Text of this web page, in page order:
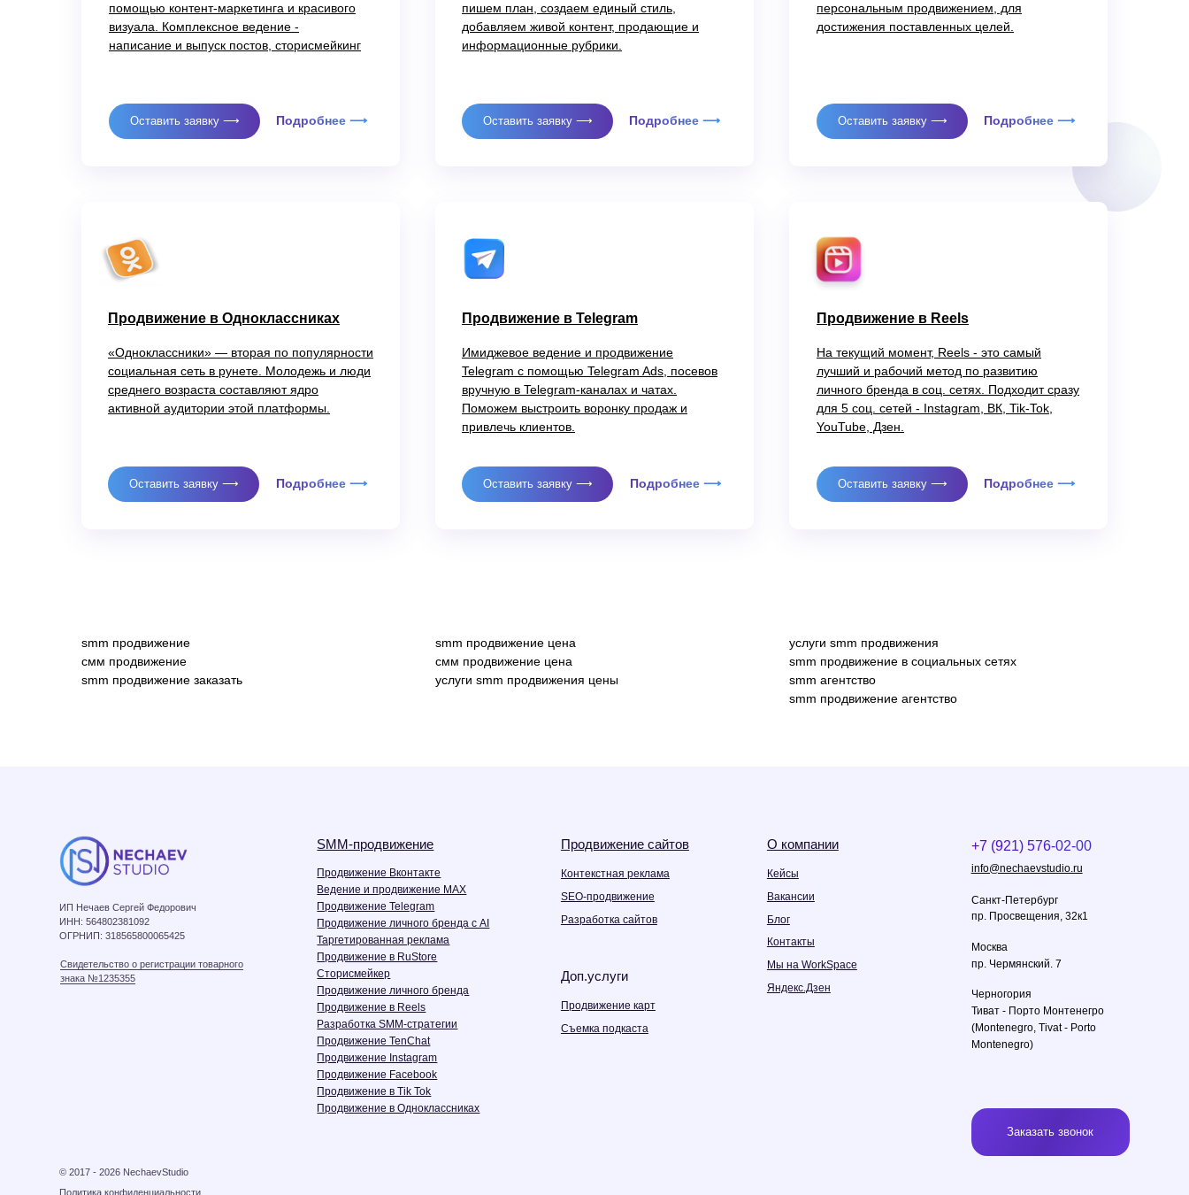
Продвижение в Одноклассниках
«Одноклассники» — вторая по популярности
социальная сеть в рунете. Молодежь и люди
среднего возраста составляют ядро
активной аудитории этой платформы.
Подробнее ⟶
Оставить заявку ⟶
Продвижение в Telegram
Имиджевое ведение и продвижение
Telegram с помощью Telegram Ads, посевов
вручную в Telegram-каналах и чатах.
Поможем выстроить воронку продаж и
привлечь клиентов.
Подробнее ⟶
Оставить заявку ⟶
пишем план, создаем единый стиль,
добавляем живой контент, продающие и
информационные рубрики.
Подробнее ⟶
Оставить заявку ⟶
персональным продвижением, для
достижения поставленных целей.
Подробнее ⟶
Оставить заявку ⟶
помощью контент-маркетинга и красивого
визуала. Комплексное ведение -
написание и выпуск постов, сторисмейкинг
Подробнее ⟶
Оставить заявку ⟶
Продвижение в Reels
На текущий момент, Reels - это самый
лучший и рабочий метод по развитию
личного бренда в соц. сетях. Подходит сразу
для 5 соц. сетей - Instagram, ВК, Tik-Tok,
YouTube, Дзен.
Подробнее ⟶
Оставить заявку ⟶
smm продвижение
смм продвижение
smm продвижение заказать
smm продвижение цена
смм продвижение цена
услуги smm продвижения цены
услуги smm продвижения
smm продвижение в социальных сетях
smm агентство
smm продвижение агентство
+7 (921) 576-02-00
Продвижение сайтов
Политика конфиденциальности
© 2017 - 2026 NechaevStudio
Продвижение TenChat
Продвижение Facebook
Продвижение в Tik Tok
Продвижение в Одноклассниках